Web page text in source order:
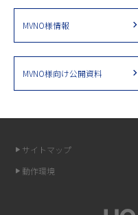
MVNO様情報
MVNO様向け公開資料
サイトマップ
動作環境